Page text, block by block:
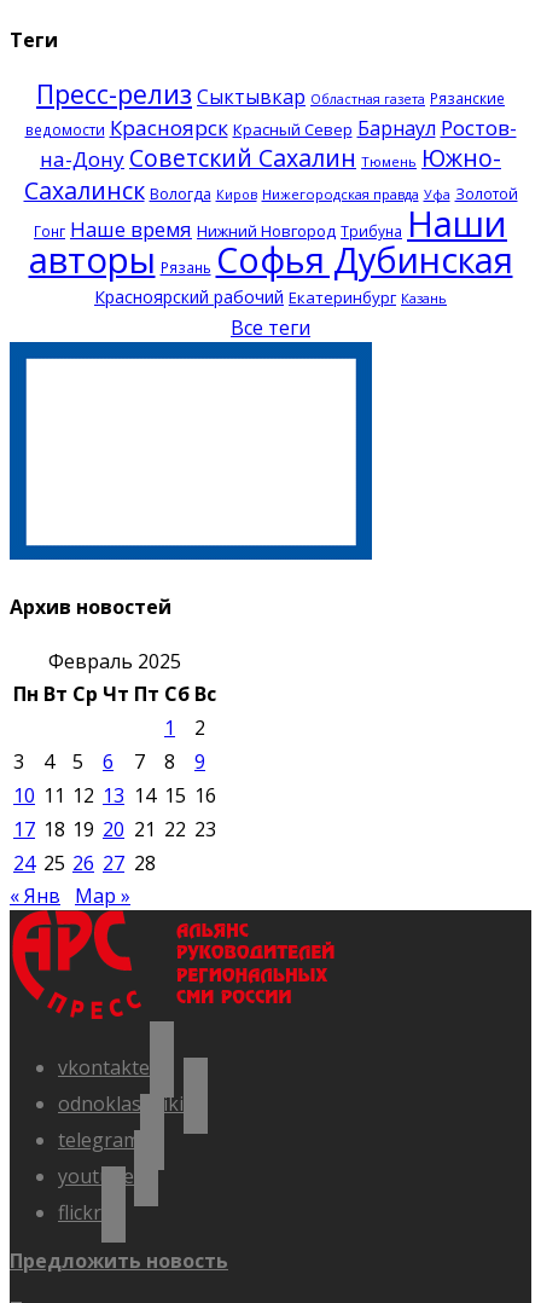
Теги
Пресс-релиз Сыктывкар Областная газета Рязанские
ведомости Красноярск Красный Север Барнаул Ростов-
на-Дону Советский Сахалин Тюмень Южно-
Сахалинск Вологда Киров Нижегородская правда Уфа Золотой
Гонг Наше время Нижний Новгород Трибуна Наши
авторы Рязань Софья Дубинская
Красноярский рабочий Екатеринбург Казань
Все теги
Архив новостей
Февраль 2025
Пн Вт Ср Чт Пт Сб Вс
1
2
3
4 5 6 7 8
9
10 11 12 13 14 15 16
17 18 19 20 21 22 23
24 25 26 27 28
« Янв
Мар »
vkontakte
odnoklassniki
telegram
youtube
flickr
Предложить новость